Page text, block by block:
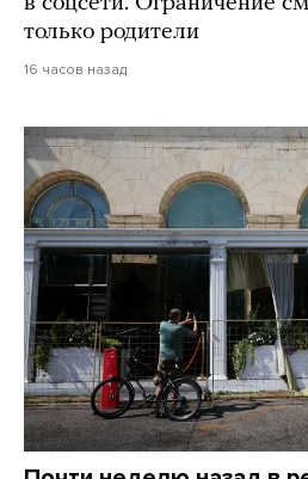
только родители
16 часов назад